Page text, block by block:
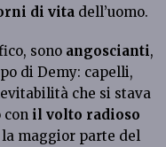
di vita dell’uomo.
sono angoscianti,
di Demy: capelli,
che si stava
il volto radioso
maggior parte del